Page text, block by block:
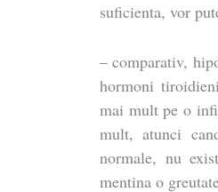
suficienta, vor
– comparativ,
hormoni
mai mult pe o
mult, atunci
normale, nu
mentina o